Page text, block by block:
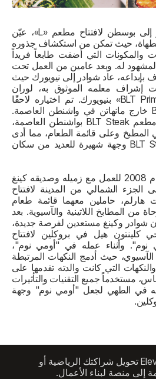
عندما توجه الشيف مافيو إلى بوسطن لافتتاح مطعم «L»، عيّن
حيث تمكن من استكشاف جذوره
والمكونات التي أضفت طابعاً فريداً
له. وبعد عامين من العمل تحت
عاد شوادر إلى نيويورك حيث
معلمه الموثوق به، لوران
تورونديل، في مطعم «BLT Prime» بنيويورك. تم اختياره لاحقًا
لافتتاح أحد أول فروع BLT خارج مانهاتن في واشنطن العاصمة.
بصفته رئيس الطهاة في مطعم BLT Steak بواشنطن العاصمة،
المطبخ وعلى قائمة الطعام، مما أدى
إلى أن يصبح مطعم BLT Steak وجهة شهيرة للعديد من سكان
عاد شوادر إلى نيويورك عام 2008 للعمل مع زميله وصديقه كينغ
الجزء الشمالي من المدينة لافتتاح
حاملين معهما قائمة طعام
من المطابخ اللاتينية والآسيوية. بعد
شوادر وكينغ مستعدين لفرصة جديدة،
كلينتون هيل في بروكلين لافتتاح
نوم". وأثناء عمله في "أومي نوم"،
حيث أدمج النكهات المرتبطة
التي كانت والدته تقدمها على
مستخدماً جميع التقنيات والتأثيرات
في الطهي لجعل "أومي نوم" وجهة
اكتشف كيف يمكن لـ Elevate تحويل شراكتك الرياضية أو
إلى منصة لبناء الأعمال.